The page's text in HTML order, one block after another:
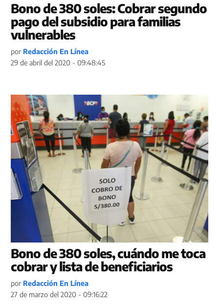
Bono de 380 soles: Cobrar segundo
pago del subsidio para familias
vulnerables
por Redacción En Línea
29 de abril del 2020 - 09:48:45
Bono de 380 soles, cuándo me toca
cobrar y lista de beneficiarios
por Redacción En Línea
27 de marzo del 2020 - 09:16:22